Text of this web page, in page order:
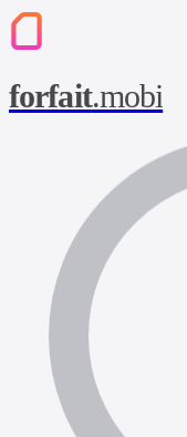
forfait.mobi